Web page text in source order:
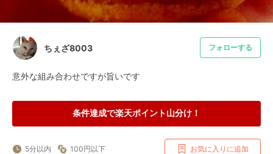
ちぇざ8003 フォローする
意外な組み合わせですが旨いです
条件達成で楽天ポイント山分け！
5分以内 100円以下 お気に入りに追加